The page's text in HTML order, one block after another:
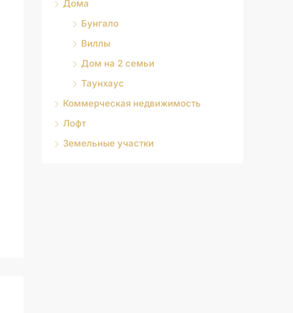
Дома
Бунгало
Виллы
Дом на 2 семьи
Таунхаус
Коммерческая недвижимость
Лофт
Земельные участки